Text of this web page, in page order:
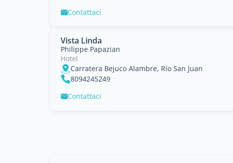
Contattaci
Vista Linda
Philippe Papazian
Hotel
Carratera Bejuco Alambre, Río San Juan
8094245249
Contattaci